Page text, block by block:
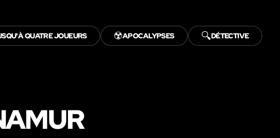
QUATRE JOUEURS ☢️APOCALYPSES 🔍DÉTECTIVE